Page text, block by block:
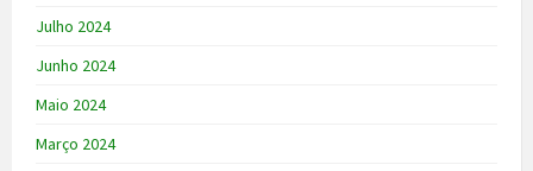
Julho 2024
Junho 2024
Maio 2024
Março 2024